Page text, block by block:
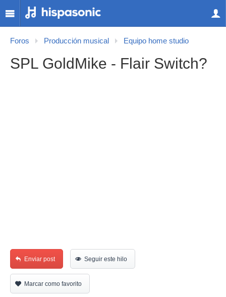
Foros Producción musical Equipo home studio
SPL GoldMike - Flair Switch?
Enviar post Seguir este hilo
Marcar como favorito